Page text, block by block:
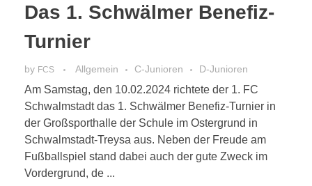
Das 1. Schwälmer Benefiz-
Turnier
by FCS Allgemein C-Junioren D-Junioren
Am Samstag, den 10.02.2024 richtete der 1. FC
Schwalmstadt das 1. Schwälmer Benefiz-Turnier in
der Großsporthalle der Schule im Ostergrund in
Schwalmstadt-Treysa aus. Neben der Freude am
Fußballspiel stand dabei auch der gute Zweck im
Vordergrund, de ...